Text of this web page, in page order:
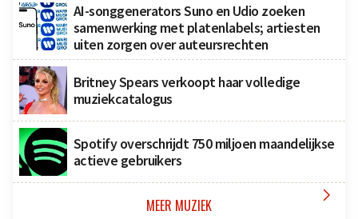
AI-songgenerators Suno en Udio zoeken
samenwerking met platenlabels; artiesten
uiten zorgen over auteursrechten
Britney Spears verkoopt haar volledige
muziekcatalogus
Spotify overschrijdt 750 miljoen maandelijkse
actieve gebruikers
MEER MUZIEK 